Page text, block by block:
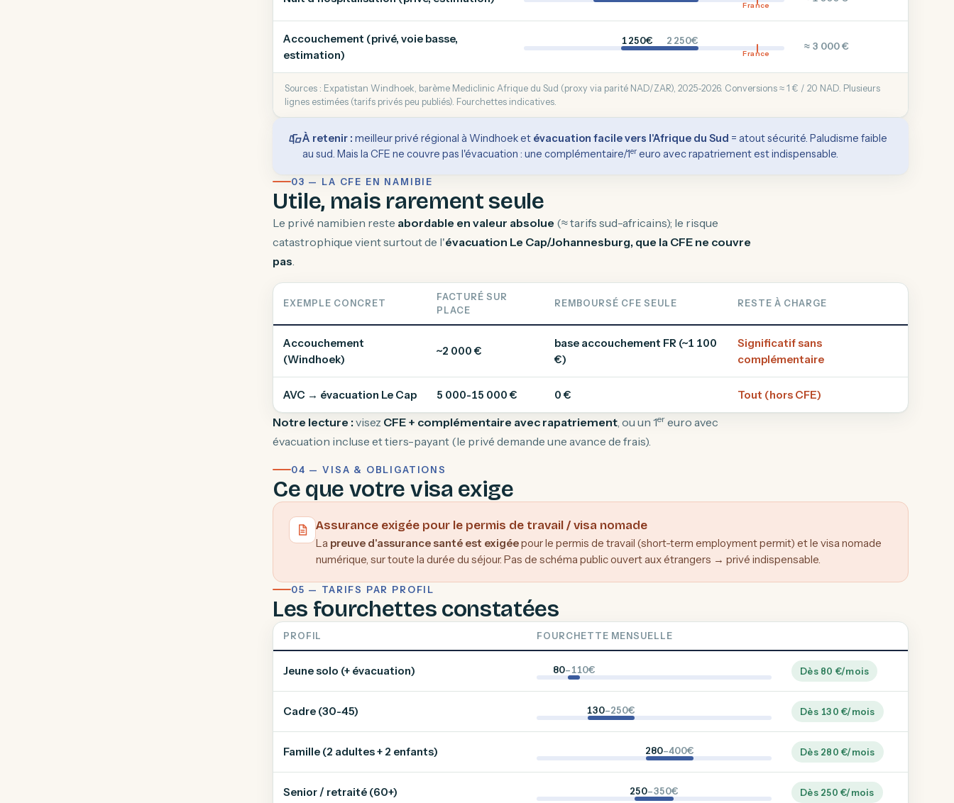
France
Accouchement (privé, voie basse,
estimation)
1 250€ 2 250€
France
≈ 3 000 €
Sources : Expatistan Windhoek, barème Mediclinic Afrique du Sud (proxy via parité NAD/ZAR), 2025-2026. Conversions ≈ 1 € / 20 NAD. Plusieurs
lignes estimées (tarifs privés peu publiés). Fourchettes indicatives.
À retenir : meilleur privé régional à Windhoek et évacuation facile vers l'Afrique du Sud = atout sécurité. Paludisme faible
au sud. Mais la CFE ne couvre pas l'évacuation : une complémentaire/1er euro avec rapatriement est indispensable.
03 — LA CFE EN NAMIBIE
Utile, mais rarement seule
Le privé namibien reste abordable en valeur absolue (≈ tarifs sud-africains); le risque
catastrophique vient surtout de l'évacuation Le Cap/Johannesburg, que la CFE ne couvre
pas.
EXEMPLE CONCRET
FACTURÉ SUR
PLACE
REMBOURSÉ CFE SEULE RESTE À CHARGE
Accouchement
(Windhoek)
~2 000 €
base accouchement FR (~1 100
€)
Significatif sans
complémentaire
AVC → évacuation Le Cap 5 000-15 000 € 0 € Tout (hors CFE)
Notre lecture :visez CFE + complémentaire avec rapatriement, ou un 1er euro avec
évacuation incluse et tiers-payant (le privé demande une avance de frais).
04 — VISA & OBLIGATIONS
Ce que votre visa exige
Assurance exigée pour le permis de travail / visa nomade
La preuve d'assurance santé est exigéepour le permis de travail (short-term employment permit) et le visa nomade
numérique, sur toute la durée du séjour. Pas de schéma public ouvert aux étrangers → privé indispensable.
05 — TARIFS PAR PROFIL
Les fourchettes constatées
PROFIL FOURCHETTE MENSUELLE
Jeune solo (+ évacuation) 80–110€ Dès 80 €/mois
Cadre (30-45) 130–250€ Dès 130 €/mois
Famille (2 adultes + 2 enfants) 280–400€ Dès 280 €/mois
Senior / retraité (60+) 250–350€ Dès 250 €/mois